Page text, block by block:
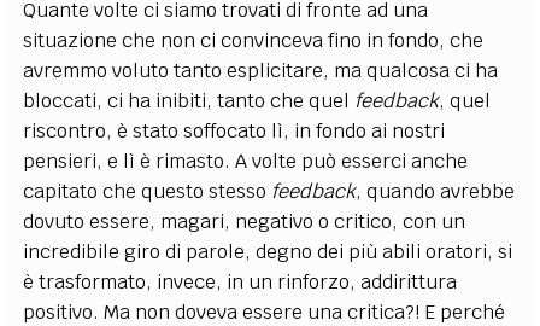
Quante volte ci siamo trovati di fronte ad una
situazione che non ci convinceva fino in fondo, che
avremmo voluto tanto esplicitare, ma qualcosa ci ha
bloccati, ci ha inibiti, tanto che quel feedback, quel
riscontro, è stato soffocato lì, in fondo ai nostri
pensieri, e lì è rimasto. A volte può esserci anche
capitato che questo stesso feedback, quando avrebbe
dovuto essere, magari, negativo o critico, con un
incredibile giro di parole, degno dei più abili oratori, si
è trasformato, invece, in un rinforzo, addirittura
positivo. Ma non doveva essere una critica?! E perché